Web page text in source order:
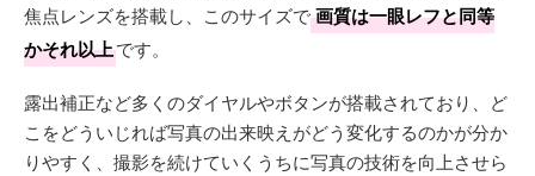
焦点レンズを搭載し、このサイズで画質は一眼レフと同等
かそれ以上です。
露出補正など多くのダイヤルやボタンが搭載されており、ど
こをどういじれば写真の出来映えがどう変化するのかが分か
りやすく、撮影を続けていくうちに写真の技術を向上させら